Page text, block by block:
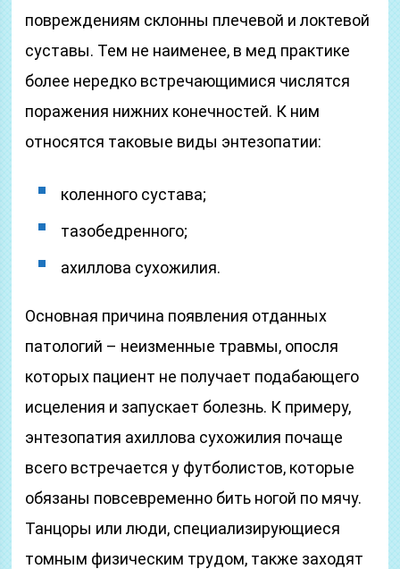
повреждениям склонны плечевой и локтевой
суставы. Тем не наименее, в мед практике
более нередко встречающимися числятся
поражения нижних конечностей. К ним
относятся таковые виды энтезопатии:
коленного сустава;
тазобедренного;
ахиллова сухожилия.
Основная причина появления отданных
патологий – неизменные травмы, опосля
которых пациент не получает подабающего
исцеления и запускает болезнь. К примеру,
энтезопатия ахиллова сухожилия почаще
всего встречается у футболистов, которые
обязаны повсевременно бить ногой по мячу.
Танцоры или люди, специализирующиеся
томным физическим трудом, также заходят